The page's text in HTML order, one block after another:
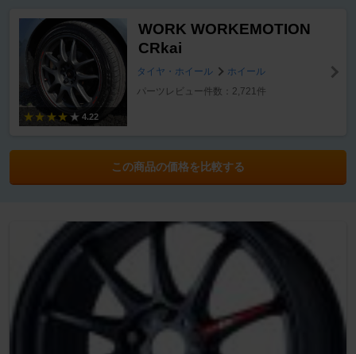
4.22
WORK WORKEMOTION
CRkai
タイヤ・ホイール
ホイール
パーツレビュー件数：2,721件
この商品の価格を比較する